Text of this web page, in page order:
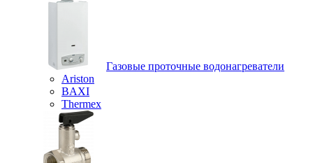
Газовые проточные водонагреватели
Ariston
BAXI
Thermex